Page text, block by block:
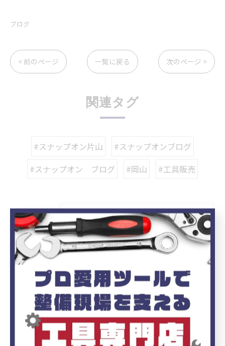
ブログ
< 前のページ 一覧に戻る 次のページ >
関連タグ
#スナップオン片山
#スナップオンブログ
#スナップオン ブログ
#岡山 #工具販売
カテゴリー Categories
全てのカテゴリー
お知らせ
最近の投稿
Recent